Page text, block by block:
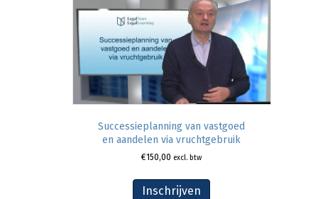
Successieplanning van vastgoed
en aandelen via vruchtgebruik
€150,00 excl. btw
Inschrijven